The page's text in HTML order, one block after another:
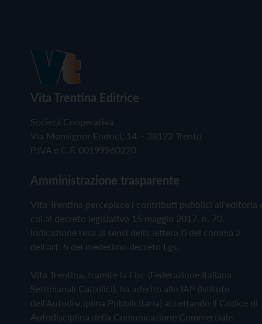
Vita Trentina Editrice
Società Cooperativa
Via Monsignor Endrici, 14 – 38122 Trento
P.IVA e C.F. 00199960220
Amministrazione trasparente
Vita Trentina percepisce i contributi pubblici all'editoria
cui al decreto legislativo 15 maggio 2017, n. 70.
Indicazione resa ai sensi della lettera f) del comma 2
dell'art. 5 del medesimo decreto Lgs.
Vita Trentina, tramite la Fisc (Federazione Italiana
Settimanali Cattolici), ha aderito allo IAP (Istituto
dell'Autodisciplina Pubblicitaria) accettando il Codice di
Autodisciplina della Comunicazione Commerciale